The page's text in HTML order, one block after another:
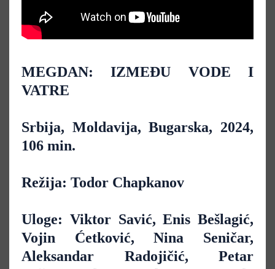
MEGDAN: IZMEĐU VODE I
VATRE
Srbija, Moldavija, Bugarska, 2024,
106 min.
Režija: Todor Chapkanov
Uloge: Viktor Savić, Enis Bešlagić,
Vojin Ćetković, Nina Seničar,
Aleksandar Radojičić, Petar